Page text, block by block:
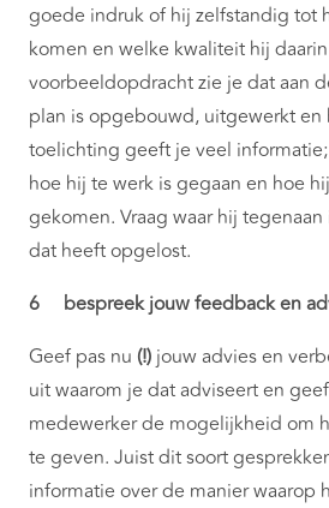
goede indruk of hij zelfstandig tot
komen en welke kwaliteit hij
voorbeeldopdracht zie je dat aan
plan is opgebouwd, uitgewerkt en
toelichting geeft je veel
hoe hij te werk is gegaan en hoe
gekomen. Vraag waar hij
dat heeft opgelost.
6 bespreek jouw feedback en
Geef pas nu (!) jouw advies en
uit waarom je dat adviseert en
medewerker de mogelijkheid om
te geven. Juist dit soort
informatie over de manier waarop